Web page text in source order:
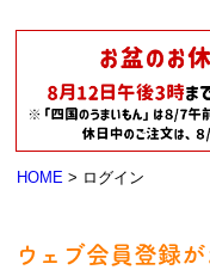
HOME ログイン
ウェブ会員登録